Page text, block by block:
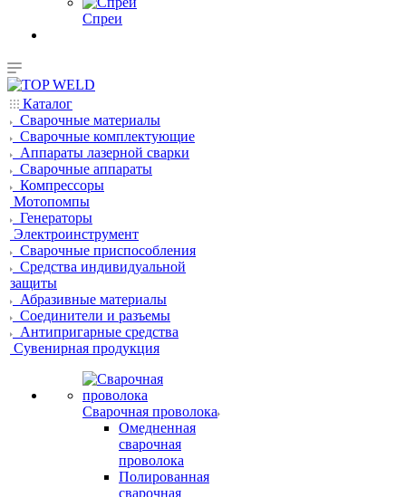
Спреи
Каталог
Сварочные материалы
Сварочные комплектующие
Аппараты лазерной сварки
Сварочные аппараты
Компрессоры
Мотопомпы
Генераторы
Электроинструмент
Сварочные приспособления
Средства индивидуальной
защиты
Абразивные материалы
Соединители и разъемы
Антипригарные средства
Сувенирная продукция
Сварочная проволока
Омедненная
сварочная
проволока
Полированная
сварочная